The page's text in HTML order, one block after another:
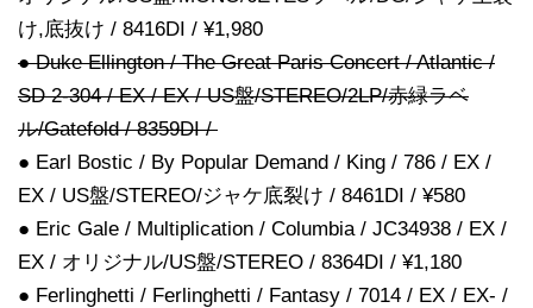
け,底抜け / 8416DI / ¥1,980
● Duke Ellington / The Great Paris Concert / Atlantic /
SD 2-304 / EX / EX / US盤/STEREO/2LP/赤緑ラベ
ル/Gatefold / 8359DI /
● Earl Bostic / By Popular Demand / King / 786 / EX /
EX / US盤/STEREO/ジャケ底裂け / 8461DI / ¥580
● Eric Gale / Multiplication / Columbia / JC34938 / EX /
EX / オリジナル/US盤/STEREO / 8364DI / ¥1,180
● Ferlinghetti / Ferlinghetti / Fantasy / 7014 / EX / EX- /